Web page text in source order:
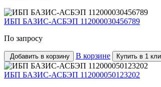
ИБП БАЗИС-АСБЭП 112000030456789
По запросу
Добавить в корзину В корзине Купить в 1
ИБП БАЗИС-АСБЭП 112000050123202